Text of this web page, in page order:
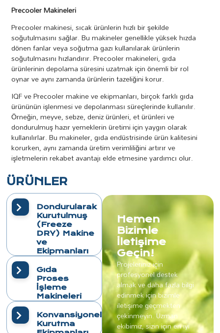
Precooler Makineleri
Precooler makinesi, sıcak ürünlerin hızlı bir şekilde
soğutulmasını sağlar. Bu makineler genellikle yüksek hızda
dönen fanlar veya soğutma gazı kullanılarak ürünlerin
soğutulmasını hızlandırır. Precooler makineleri, gıda
ürünlerinin depolama süresini uzatmak için önemli bir rol
oynar ve aynı zamanda ürünlerin tazeliğini korur.
IQF ve Precooler makine ve ekipmanları, birçok farklı gıda
ürününün işlenmesi ve depolanması süreçlerinde kullanılır.
Örneğin, meyve, sebze, deniz ürünleri, et ürünleri ve
dondurulmuş hazır yemeklerin üretimi için yaygın olarak
kullanılırlar. Bu makineler, gıda endüstrisinde ürün kalitesini
korurken, aynı zamanda üretim verimliliğini artırır ve
işletmelerin rekabet avantajı elde etmesine yardımcı olur.
ÜRÜNLER
Dondurularak
Kurutulmuş
(Freeze
DRY) Makine
ve
Ekipmanları
Gıda
Proses
İşleme
Makineleri
Konvansiyonel
Kurutma
Hemen
Bizimle
İletişime
Geçin!
Projeleriniz için
profesyonel destek
almak ve daha fazla bilgi
edinmek için bizimle
iletişime geçmekten
çekinmeyin. Uzman
ekibimiz, sizin için en iyi